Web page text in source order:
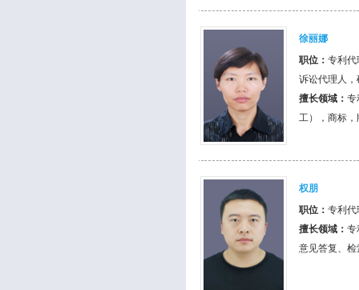
徐丽娜
职位： 专利代
诉讼代理人，
擅长领域： 专
工），商标，
权朋
职位： 专利代
擅长领域： 专
意见答复、检